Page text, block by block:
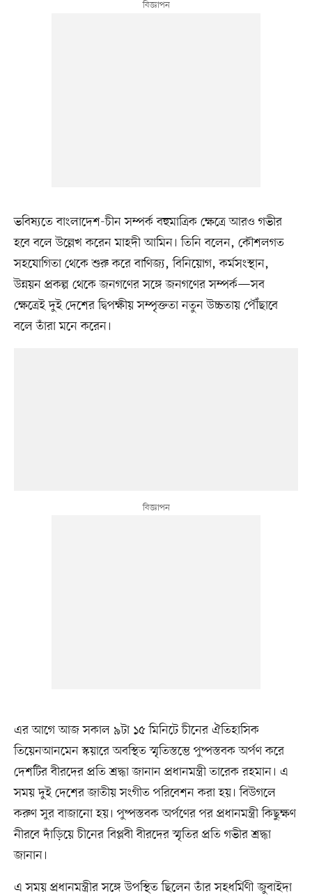
ভবিষ্যতে বাংলাদেশ-চীন সম্পর্ক বহুমাত্রিক ক্ষেত্রে আরও গভীর
হবে বলে উল্লেখ করেন মাহদী আমিন। তিনি বলেন, কৌশলগত
সহযোগিতা থেকে শুরু করে বাণিজ্য, বিনিয়োগ, কর্মসংস্থান,
উন্নয়ন প্রকল্প থেকে জনগণের সঙ্গে জনগণের সম্পর্ক—সব
ক্ষেত্রেই দুই দেশের দ্বিপক্ষীয় সম্পৃক্ততা নতুন উচ্চতায় পৌঁছাবে
বলে তাঁরা মনে করেন।
এর আগে আজ সকাল ৯টা ১৫ মিনিটে চীনের ঐতিহাসিক
তিয়েনআনমেন স্কয়ারে অবস্থিত স্মৃতিস্তম্ভে পুষ্পস্তবক অর্পণ করে
দেশটির বীরদের প্রতি শ্রদ্ধা জানান প্রধানমন্ত্রী তারেক রহমান। এ
সময় দুই দেশের জাতীয় সংগীত পরিবেশন করা হয়। বিউগলে
করুণ সুর বাজানো হয়। পুষ্পস্তবক অর্পণের পর প্রধানমন্ত্রী কিছুক্ষণ
নীরবে দাঁড়িয়ে চীনের বিপ্লবী বীরদের স্মৃতির প্রতি গভীর শ্রদ্ধা
জানান।
এ সময় প্রধানমন্ত্রীর সঙ্গে উপস্থিত ছিলেন তাঁর সহধর্মিণী জুবাইদা